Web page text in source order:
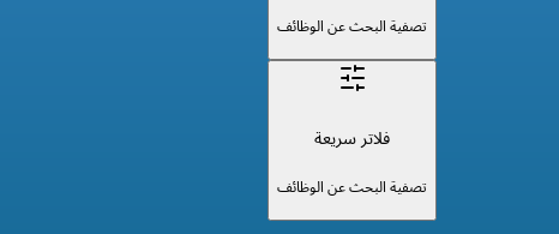
تصفية البحث عن الوظائف
فلاتر سريعة
تصفية البحث عن الوظائف